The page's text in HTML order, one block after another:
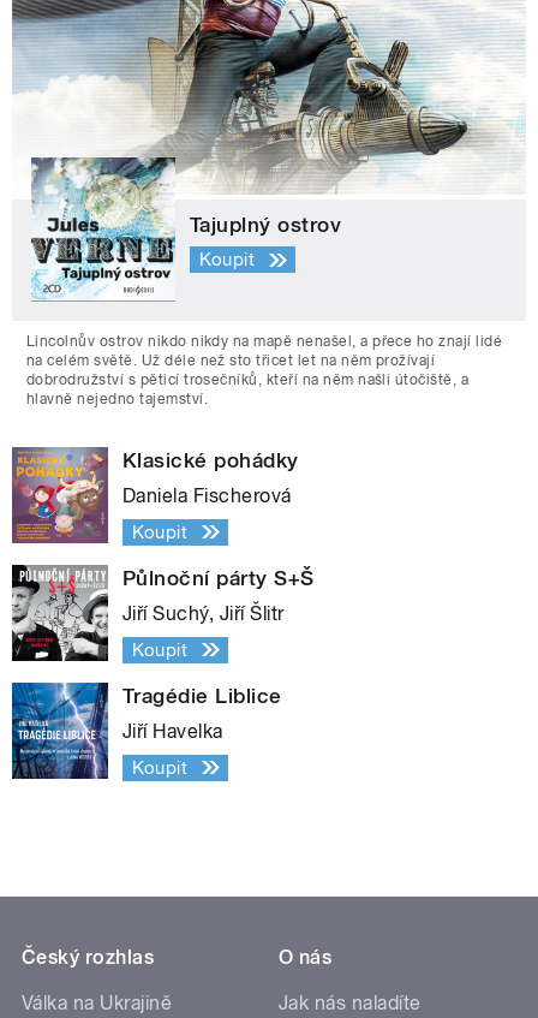
Tajuplný ostrov
Koupit
Lincolnův ostrov nikdo nikdy na mapě nenašel, a přece ho znají lidé
na celém světě. Už déle než sto třicet let na něm prožívají
dobrodružství s pěticí trosečníků, kteří na něm našli útočiště, a
hlavně nejedno tajemství.
Klasické pohádky
Daniela Fischerová
Koupit
Půlnoční párty S+Š
Jiří Suchý, Jiří Šlitr
Koupit
Tragédie Liblice
Jiří Havelka
Koupit
Český rozhlas
Válka na Ukrajině
O nás
Jak nás naladíte